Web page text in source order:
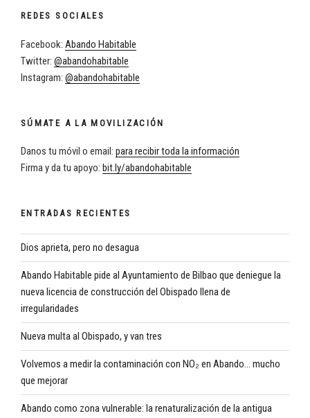
REDES SOCIALES
Facebook: Abando Habitable
Twitter: @abandohabitable
Instagram: @abandohabitable
SÚMATE A LA MOVILIZACIÓN
Danos tu móvil o email: para recibir toda la información
Firma y da tu apoyo: bit.ly/abandohabitable
ENTRADAS RECIENTES
Dios aprieta, pero no desagua
Abando Habitable pide al Ayuntamiento de Bilbao que deniegue la
nueva licencia de construcción del Obispado llena de
irregularidades
Nueva multa al Obispado, y van tres
Volvemos a medir la contaminación con NO₂ en Abando… mucho
que mejorar
Abando como zona vulnerable: la renaturalización de la antigua